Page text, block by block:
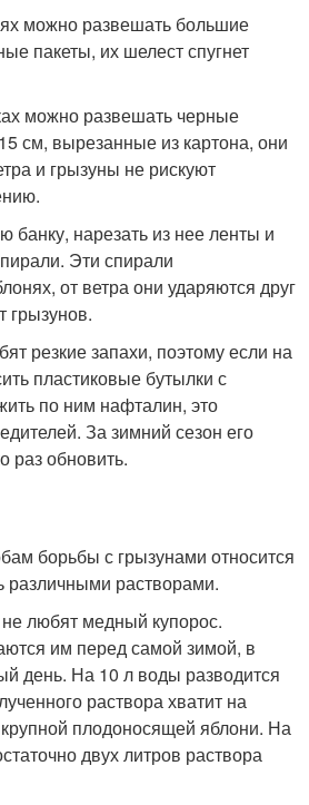
можно развешать большие
пакеты, их шелест спугнет
можно развешать черные
см, вырезанные из картона, они
и грызуны не рискуют
банку, нарезать из нее ленты и
Эти спирали
от ветра они ударяются друг
грызунов.
резкие запахи, поэтому если на
пластиковые бутылки с
по ним нафталин, это
За зимний сезон его
раз обновить.
борьбы с грызунами относится
различными растворами.
любят медный купорос.
им перед самой зимой, в
день. На 10 л воды разводится
раствора хватит на
плодоносящей яблони. На
двух литров раствора